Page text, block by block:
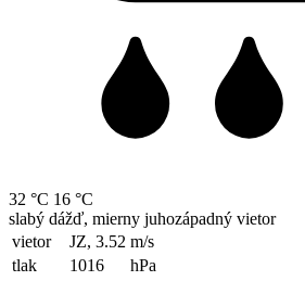
32 °C 16 °C
slabý dážď, mierny juhozápadný vietor
vietor
JZ, 3.52 m/s
tlak
1016
hPa